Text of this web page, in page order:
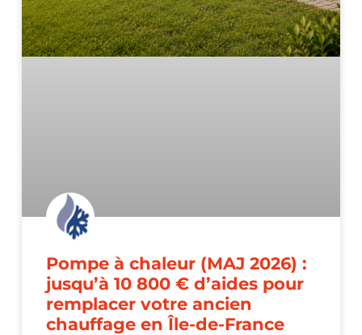
Pompe à chaleur (MAJ 2026) :
jusqu’à 10 800 € d’aides pour
remplacer votre ancien
chauffage en Île-de-France